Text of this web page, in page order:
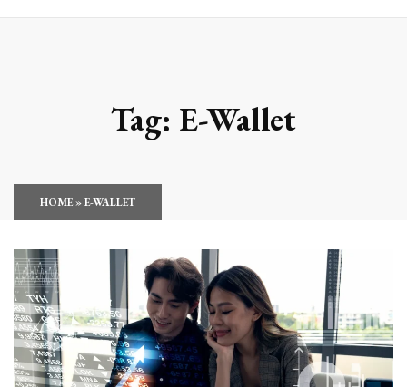
Tag: E-Wallet
HOME»E-WALLET